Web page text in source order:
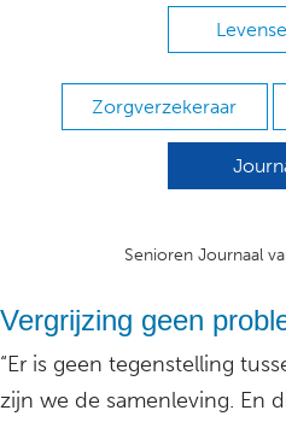
Zorgverzekeraar
Senioren Journaal
Vergrijzing geen
“Er is geen tegenstelling
zijn we de samenleving. En